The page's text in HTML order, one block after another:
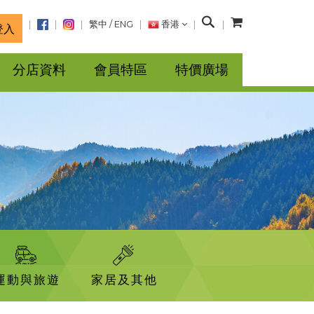
入 繁中 / ENG 香港
搜
分店資料 會員特區 特價廣場
動與旅遊 家居及其他